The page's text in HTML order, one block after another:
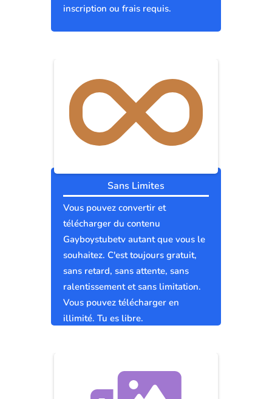
inscription ou frais requis.
Sans Limites
Vous pouvez convertir et
télécharger du contenu
Gayboystubetv autant que vous le
souhaitez. C'est toujours gratuit,
sans retard, sans attente, sans
ralentissement et sans limitation.
Vous pouvez télécharger en
illimité. Tu es libre.